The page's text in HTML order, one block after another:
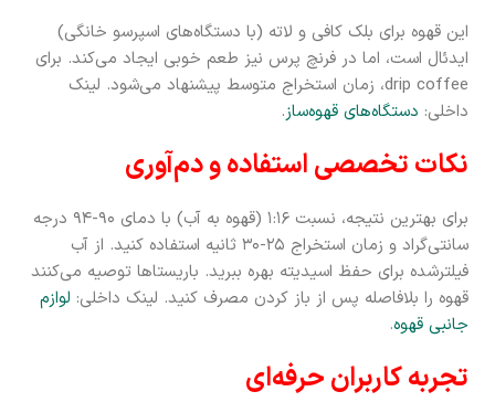
این قهوه برای بلک کافی و لاته (با دستگاه‌های اسپرسو خانگی)
ایدئال است، اما در فرنچ پرس نیز طعم خوبی ایجاد می‌کند. برای
drip coffee، زمان استخراج متوسط پیشنهاد می‌شود. لینک
داخلی: دستگاه‌های قهوه‌ساز.
نکات تخصصی استفاده و دم‌آوری
برای بهترین نتیجه، نسبت ۱:۱۶ (قهوه به آب) با دمای ۹۰-۹۴ درجه
سانتی‌گراد و زمان استخراج ۲۵-۳۰ ثانیه استفاده کنید. از آب
فیلترشده برای حفظ اسیدیته بهره ببرید. باریستاها توصیه می‌کنند
قهوه را بلافاصله پس از باز کردن مصرف کنید. لینک داخلی: لوازم
جانبی قهوه.
تجربه کاربران حرفه‌ای